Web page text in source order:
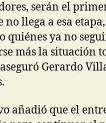
serán el
no llega a esa
quiénes ya no
más la situación
Gerardo
añadió que el